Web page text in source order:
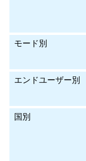
モード別
エンドユーザー別
国別